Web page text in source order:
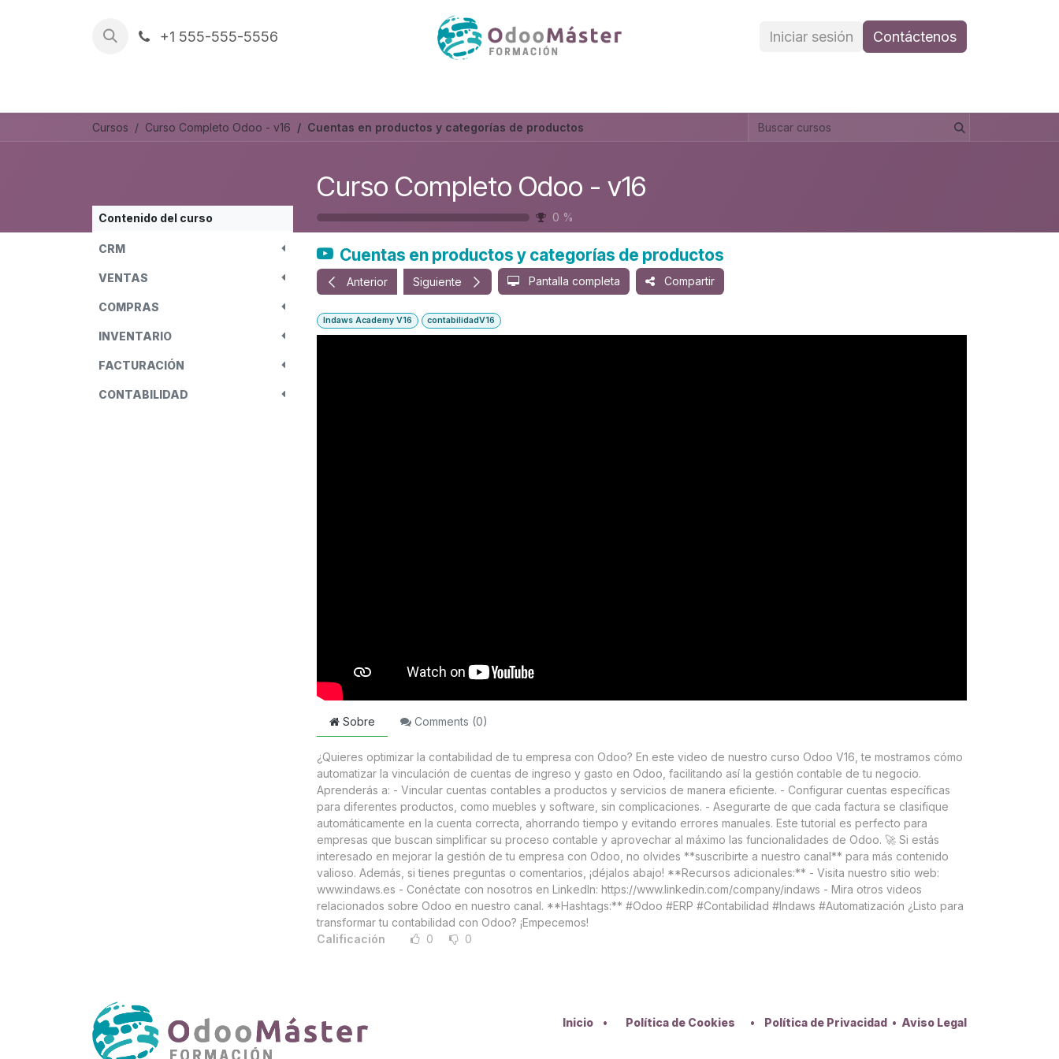
+1 555-555-5556 Iniciar sesión Contáctenos
Cursos Curso Completo Odoo - v16 Cuentas en productos y categorías de productos
Curso Completo Odoo - v16
0 %
Contenido del curso
CRM
VENTAS
COMPRAS
INVENTARIO
FACTURACIÓN
CONTABILIDAD
Cuentas en productos y categorías de productos
Anterior Siguiente Pantalla completa Compartir
Indaws Academy V16 contabilidadV16
Sobre Comments (0)
¿Quieres optimizar la contabilidad de tu empresa con Odoo? En este video de nuestro curso Odoo V16, te mostramos cómo
automatizar la vinculación de cuentas de ingreso y gasto en Odoo, facilitando así la gestión contable de tu negocio.
Aprenderás a: - Vincular cuentas contables a productos y servicios de manera eficiente. - Configurar cuentas específicas
para diferentes productos, como muebles y software, sin complicaciones. - Asegurarte de que cada factura se clasifique
automáticamente en la cuenta correcta, ahorrando tiempo y evitando errores manuales. Este tutorial es perfecto para
empresas que buscan simplificar su proceso contable y aprovechar al máximo las funcionalidades de Odoo. 🚀 Si estás
interesado en mejorar la gestión de tu empresa con Odoo, no olvides **suscribirte a nuestro canal** para más contenido
valioso. Además, si tienes preguntas o comentarios, ¡déjalos abajo! **Recursos adicionales:** - Visita nuestro sitio web:
www.indaws.es - Conéctate con nosotros en LinkedIn: https://www.linkedin.com/company/indaws - Mira otros videos
relacionados sobre Odoo en nuestro canal. **Hashtags:** #Odoo #ERP #Contabilidad #Indaws #Automatización ¿Listo para
transformar tu contabilidad con Odoo? ¡Empecemos!
Calificación
0 0
Inicio • Política de Cookies • Política de Privacidad • Aviso Legal